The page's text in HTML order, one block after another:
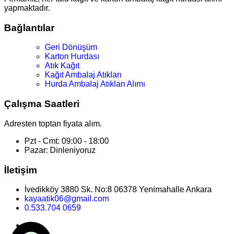
yapmaktadır.
Bağlantılar
Geri Dönüşüm
Karton Hurdası
Atık Kağıt
Kağıt Ambalaj Atıkları
Hurda Ambalaj Atıkları Alımı
Çalışma Saatleri
Adresten toptan fiyata alım.
Pzt - Cmt: 09:00 - 18:00
Pazar: Dinleniyoruz
İletişim
İvedikköy 3880 Sk. No:8 06378 Yenimahalle Ankara
kayaatik06@gmail.com
0.533.704 0659